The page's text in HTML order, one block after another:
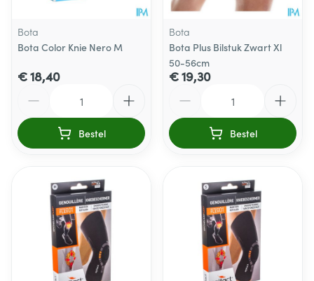
Bota
Bota Color Knie Nero M
€ 18,40
Bestel
Bota
Bota Plus Bilstuk Zwart Xl
50-56cm
€ 19,30
Bestel